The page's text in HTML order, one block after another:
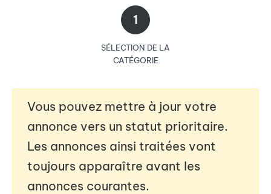
1
SÉLECTION DE LA
CATÉGORIE
Vous pouvez mettre à jour votre
annonce vers un statut prioritaire.
Les annonces ainsi traitées vont
toujours apparaître avant les
annonces courantes.